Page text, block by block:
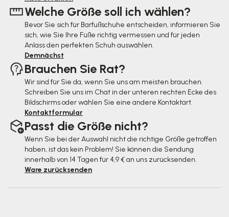
Welche Größe soll ich wählen?
Bevor Sie sich für Barfußschuhe entscheiden, informieren Sie
sich, wie Sie Ihre Füße richtig vermessen und für jeden
Anlass den perfekten Schuh auswählen.
Demnächst
Brauchen Sie Rat?
Wir sind für Sie da, wenn Sie uns am meisten brauchen.
Schreiben Sie uns im Chat in der unteren rechten Ecke des
Bildschirms oder wählen Sie eine andere Kontaktart.
Kontaktformular
Passt die Größe nicht?
Wenn Sie bei der Auswahl nicht die richtige Größe getroffen
haben, ist das kein Problem! Sie können die Sendung
innerhalb von 14 Tagen für 4,9 € an uns zurücksenden.
Ware zurücksenden